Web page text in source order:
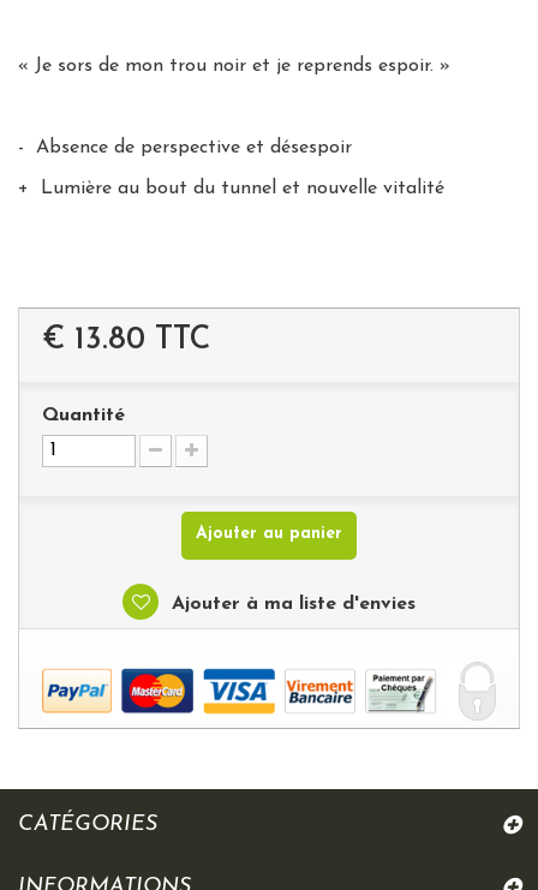
« Je sors de mon trou noir et je reprends espoir. »
- Absence de perspective et désespoir
+ Lumière au bout du tunnel et nouvelle vitalité
€ 13.80 TTC
Quantité
Ajouter au panier
Ajouter à ma liste d'envies
CATÉGORIES